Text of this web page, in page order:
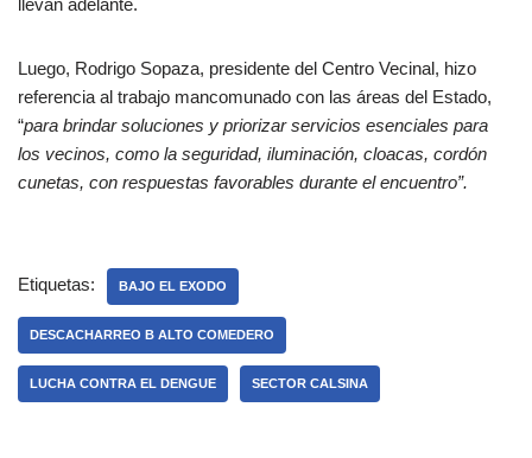
llevan adelante.
Luego, Rodrigo Sopaza, presidente del Centro Vecinal, hizo
referencia al trabajo mancomunado con las áreas del Estado,
“para brindar soluciones y priorizar servicios esenciales para
los vecinos, como la seguridad, iluminación, cloacas, cordón
cunetas, con respuestas favorables durante el encuentro”.
Etiquetas: BAJO EL EXODO
DESCACHARREO B ALTO COMEDERO
LUCHA CONTRA EL DENGUE SECTOR CALSINA